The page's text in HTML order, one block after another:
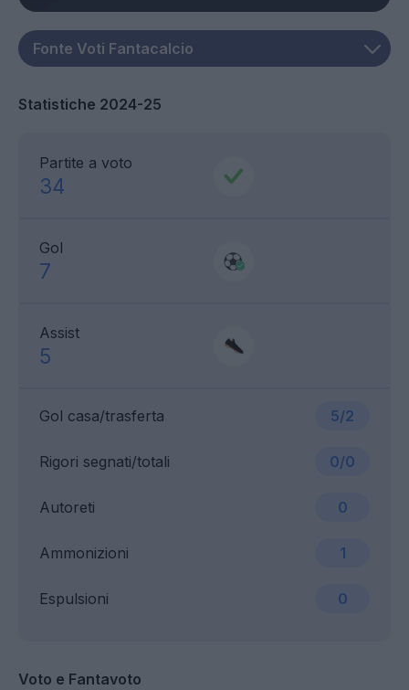
Statistiche 2024-25
Partite a voto
34
Gol
7
Assist
5
Gol casa/trasferta 5/2
Ammonizioni 1
Rigori segnati/totali 0/0
Espulsioni 0
Autoreti 0
Voto e Fantavoto